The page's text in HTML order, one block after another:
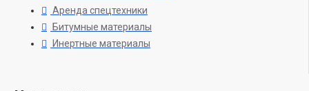
Аренда спецтехники
Битумные материалы
Инертные материалы